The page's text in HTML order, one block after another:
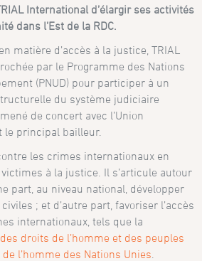
International d’élargir ses activités
dans l’Est de la RDC.
matière d’accès à la justice, TRIAL
par le Programme des Nations
(PNUD) pour participer à un
du système judiciaire
de concert avec l’Union
le principal bailleur.
les crimes internationaux en
à la justice. Il s’articule autour
part, au niveau national, développer
; et d’autre part, favoriser l’accès
internationaux, tels que la
droits de l’homme et des peuples
l’homme des Nations Unies